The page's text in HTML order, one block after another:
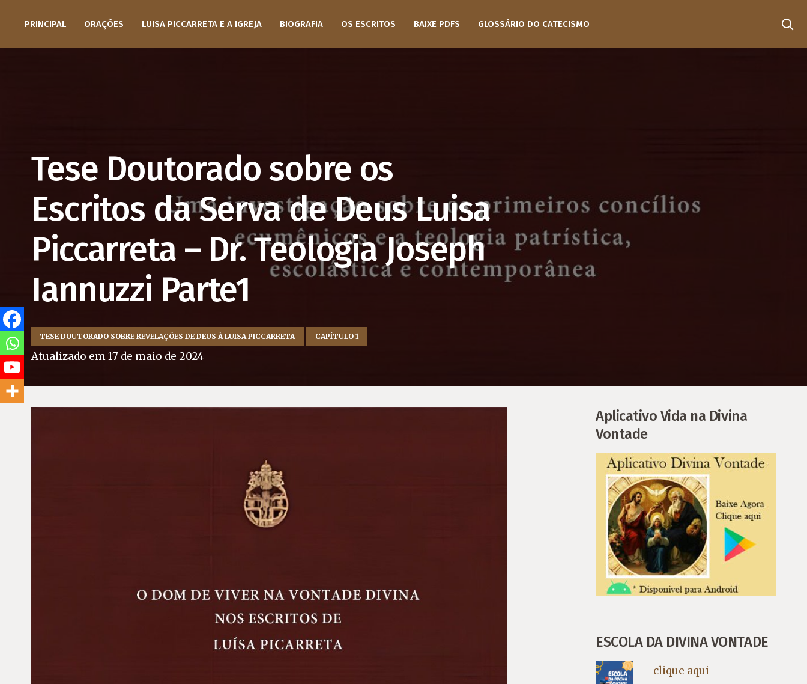
PRINCIPAL ORAÇÕES LUISA PICCARRETA E A IGREJA BIOGRAFIA OS ESCRITOS BAIXE PDFS GLOSSÁRIO DO CATECISMO
Tese Doutorado sobre os
Escritos da Serva de Deus Luisa
Piccarreta – Dr. Teologia Joseph
Iannuzzi Parte1
TESE DOUTORADO SOBRE REVELAÇÕES DE DEUS À LUISA PICCARRETA CAPÍTULO 1
Atualizado em17 de maio de 2024
Aplicativo Vida na Divina
Vontade
ESCOLA DA DIVINA VONTADE
clique aqui